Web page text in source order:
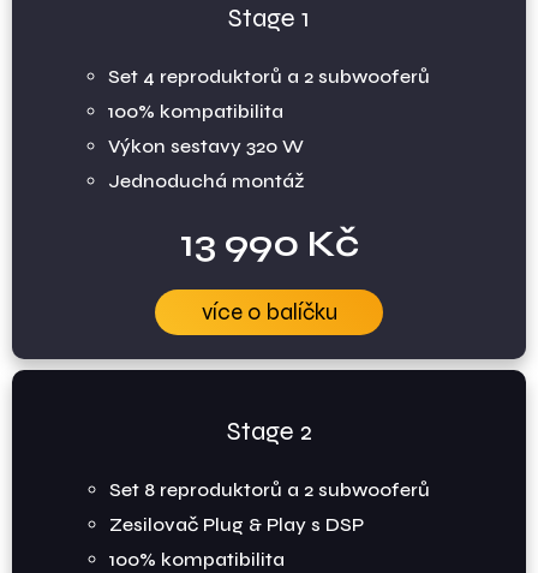
Stage 1
Set 4 reproduktorů a 2 subwooferů
100% kompatibilita
Výkon sestavy 320 W
Jednoduchá montáž
13 990 Kč
více o balíčku
Stage 2
Set 8 reproduktorů a 2 subwooferů
Zesilovač Plug & Play s DSP
100% kompatibilita